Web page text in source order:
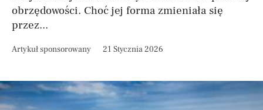
obrzędowości. Choć jej forma zmieniała się
przez...
Artykuł sponsorowany 21 Stycznia 2026